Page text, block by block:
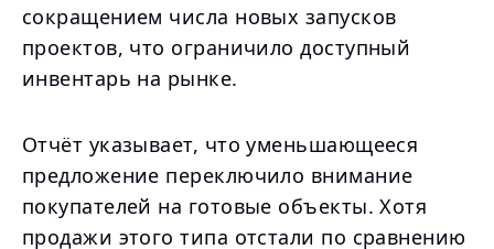
сокращением числа новых запусков
проектов, что ограничило доступный
инвентарь на рынке.
Отчёт указывает, что уменьшающееся
предложение переключило внимание
покупателей на готовые объекты. Хотя
продажи этого типа отстали по сравнению